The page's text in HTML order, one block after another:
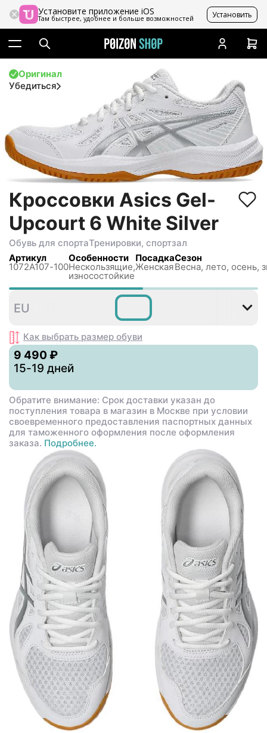
Установите приложение iOS
Там быстрее, удобнее и больше возможностей Установить
Оригинал
Убедиться
Кроссовки Asics Gel-
Upcourt 6 White Silver
Обувь для спортаТренировки, спортзал
Артикул
1072A107-100
Особенности
Нескользящиe,
износостойкие
Посадка
Женская
Сезон
Весна, лето, осень,
38
EU
Как выбрать размер обуви
9 490 ₽
15-19 дней
Обратите внимание: Срок доставки указан до
поступления товара в магазин в Москве при условии
своевременного предоставления паспортных данных
для таможенного оформления после оформления
заказа. Подробнее.